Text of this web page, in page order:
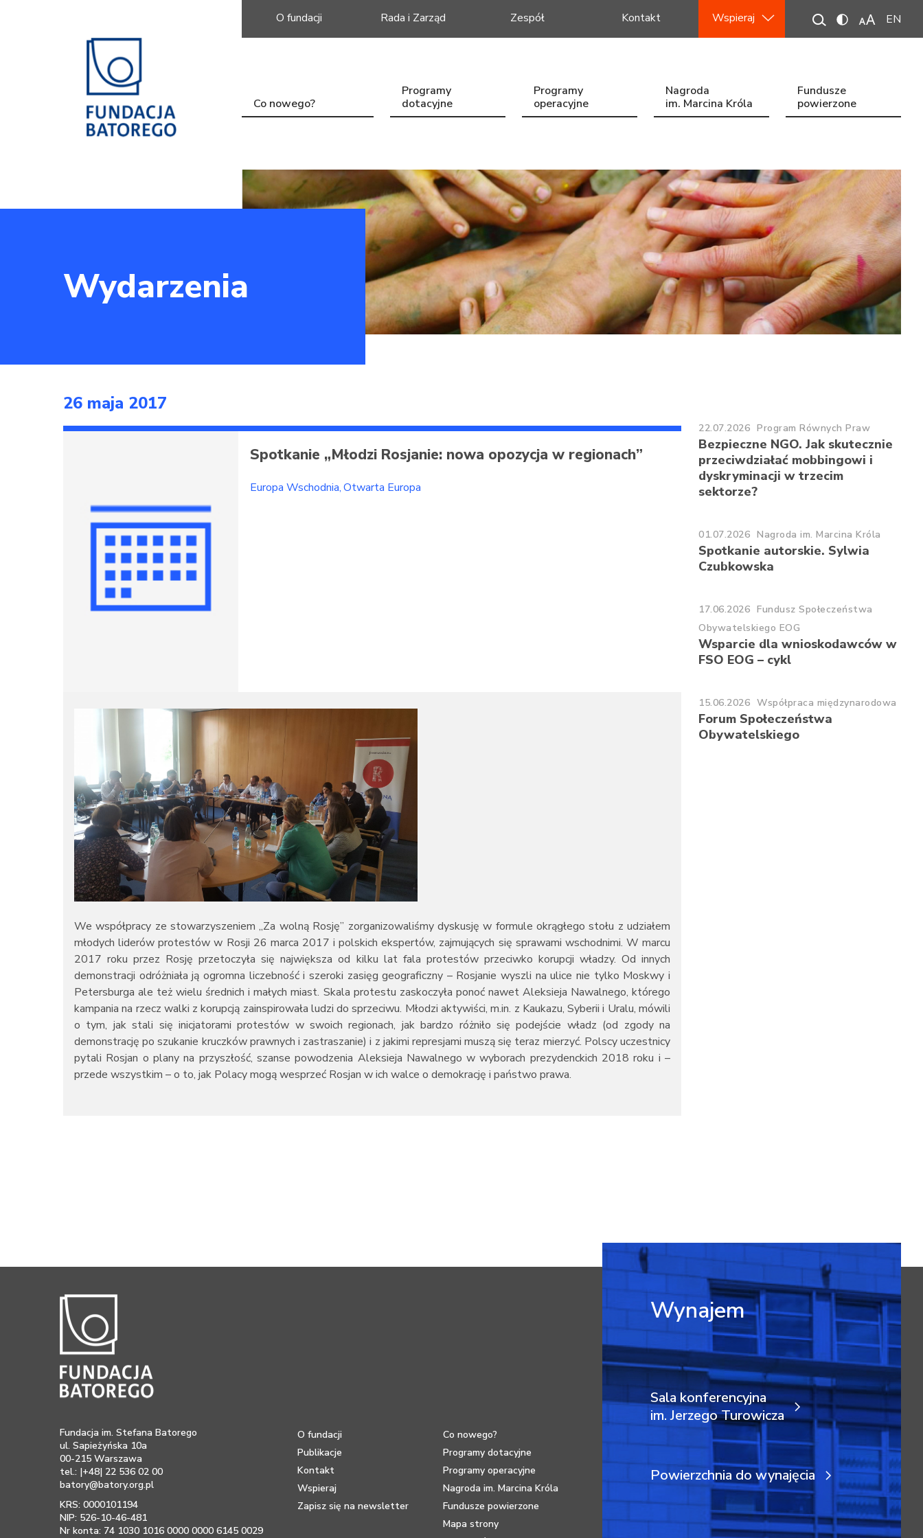
O fundacji Rada i Zarząd Zespół Kontakt Wspieraj EN
Co nowego?
Programy
dotacyjne
Programy
operacyjne
Nagroda
im. Marcina Króla
Fundusze
powierzone
Wydarzenia
26 maja 2017
Spotkanie „Młodzi Rosjanie: nowa opozycja w regionach”
Europa Wschodnia Otwarta Europa
We współpracy ze stowarzyszeniem „Za wolną Rosję” zorganizowaliśmy dyskusję w formule okrągłego stołu z udziałem
młodych liderów protestów w Rosji 26 marca 2017 i polskich ekspertów, zajmujących się sprawami wschodnimi. W marcu
2017 roku przez Rosję przetoczyła się największa od kilku lat fala protestów przeciwko korupcji władzy. Od innych
demonstracji odróżniała ją ogromna liczebność i szeroki zasięg geograficzny – Rosjanie wyszli na ulice nie tylko Moskwy i
Petersburga ale też wielu średnich i małych miast. Skala protestu zaskoczyła ponoć nawet Aleksieja Nawalnego, którego
kampania na rzecz walki z korupcją zainspirowała ludzi do sprzeciwu. Młodzi aktywiści, m.in. z Kaukazu, Syberii i Uralu, mówili
o tym, jak stali się inicjatorami protestów w swoich regionach, jak bardzo różniło się podejście władz (od zgody na
demonstrację po szukanie kruczków prawnych i zastraszanie) i z jakimi represjami muszą się teraz mierzyć. Polscy uczestnicy
pytali Rosjan o plany na przyszłość, szanse powodzenia Aleksieja Nawalnego w wyborach prezydenckich 2018 roku i –
przede wszystkim – o to, jak Polacy mogą wesprzeć Rosjan w ich walce o demokrację i państwo prawa.
22.07.2026 Program Równych Praw
Bezpieczne NGO. Jak skutecznie
przeciwdziałać mobbingowi i
dyskryminacji w trzecim
sektorze?
01.07.2026 Nagroda im. Marcina Króla
Spotkanie autorskie. Sylwia
Czubkowska
17.06.2026 Fundusz Społeczeństwa
Obywatelskiego EOG
Wsparcie dla wnioskodawców w
FSO EOG – cykl
15.06.2026 Współpraca międzynarodowa
Forum Społeczeństwa
Obywatelskiego
Fundacja im. Stefana Batorego
ul. Sapieżyńska 10a
00-215 Warszawa
tel.: |+48| 22 536 02 00
batory@batory.org.pl
KRS: 0000101194
NIP: 526-10-46-481
Nr konta: 74 1030 1016 0000 0000 6145 0029
O fundacji
Publikacje
Kontakt
Wspieraj
Zapisz się na newsletter
Co nowego?
Programy dotacyjne
Programy operacyjne
Nagroda im. Marcina Króla
Fundusze powierzone
Mapa strony
Wynajem
Sala konferencyjna
im. Jerzego Turowicza
Powierzchnia do wynajęcia